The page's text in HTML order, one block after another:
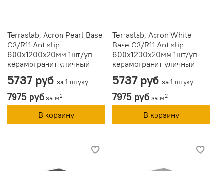
Terraslab, Acron Pearl Base
C3/R11 Antislip
600х1200х20мм 1шт/уп -
керамогранит уличный
5737 руб за 1 штуку
7975 руб за м2
В корзину
Terraslab, Acron White
Base C3/R11 Antislip
600х1200х20мм 1шт/уп -
керамогранит уличный
5737 руб за 1 штуку
7975 руб за м2
В корзину